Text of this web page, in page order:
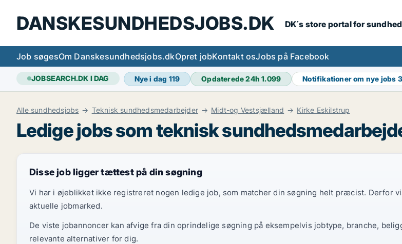
DANSKESUNDHEDSJOBS.DK DK´s store portal for
Job søgesOm Danskesundhedsjobs.dkOpret jobKontakt osJobs på Facebook
JOBSEARCH.DK I DAG Nye i dag 119 Opdaterede 24h1.099 Notifikationer om nye jobs
Alle sundhedsjobs Teknisk sundhedsmedarbejder Midt-og Vestsjælland Kirke Eskilstrup
Ledige jobs som teknisk
Disse job ligger tættest på din søgning
Vi har i øjeblikket ikke registreret nogen ledige job, som matcher din søgning helt præcist. Derfor
aktuelle jobmarked.
De viste jobannoncer kan afvige fra din oprindelige søgning på eksempelvis jobtype, branche,
relevante alternativer for dig.